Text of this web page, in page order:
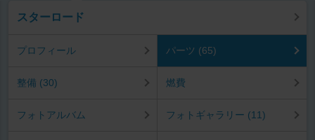
スターロード
プロフィール パーツ (65)
整備 (30) 燃費
フォトアルバム フォトギャラリー (11)